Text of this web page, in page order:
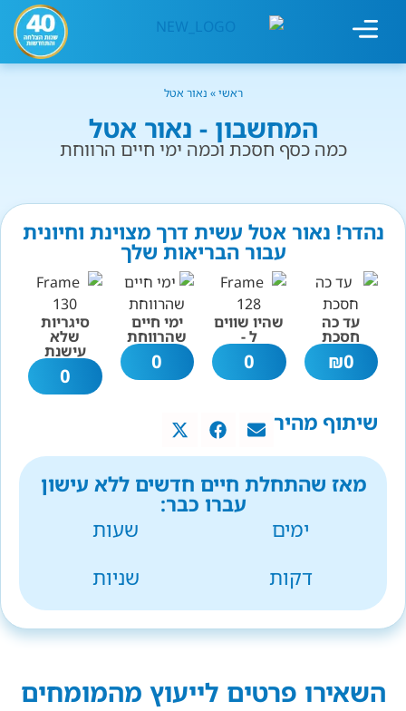
ראשי» נאור אטל
המחשבון - נאור אטל
כמה כסף חסכת וכמה ימי חיים הרווחת
נהדר! נאור אטל עשית דרך מצוינת וחיונית
עבור הבריאות שלך
עד כה
חסכת
0
₪
שהיו שווים
ל -
0
ימי חיים
שהרווחת
0
סיגריות
שלא
עישנת
0
שיתוף מהיר
מאז שהתחלת חיים חדשים ללא עישון
עברו כבר:
ימים
שעות
דקות
שניות
השאירו פרטים לייעוץ מהמומחים